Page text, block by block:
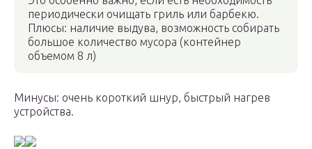
периодически очищать гриль или барбекю.
Плюсы: наличие выдува, возможность собирать
большое количество мусора (контейнер
объемом 8 л)
Минусы: очень короткий шнур, быстрый нагрев
устройства.